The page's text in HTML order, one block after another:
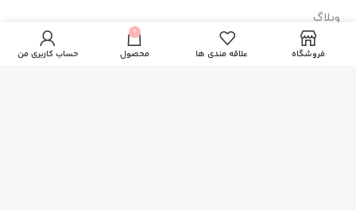
وبلاگ
درباره ما
اسکین (پوست298.000 ناموجود
فروشگاه علاقه مندی ها
0
محصول حساب کاربری من